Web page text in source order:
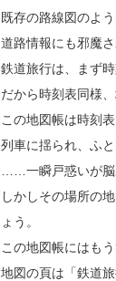
既存の路線図のよ
道路情報にも邪魔
鉄道旅行は、まず
だから時刻表同様
この地図帳は時刻
列車に揺られ、ふ
……一瞬戸惑いが脳
しかしその場所の
ょう。
この地図帳にはも
地図の頁は「鉄道